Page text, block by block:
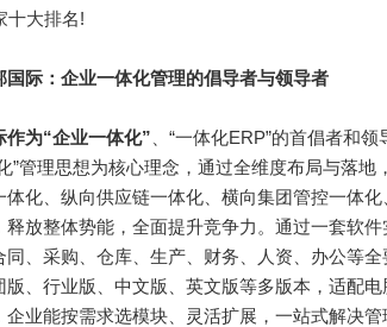
十大排名!
国际 ： 企业一体化管理的倡导者与领导者
作为“企业一体化” 、“一体化ERP”的首倡者和
”管理思想为核心理念，通过全维度布局与落地
体化、纵向供应链一体化、横向集团管控一体
释放整体势能，全面提升竞争力。通过一套软
同、采购、仓库、生产、财务、人资、办公等
版、行业版、中文版、英文版等多版本，适配
企业能按需求选模块、灵活扩展，一站式解决